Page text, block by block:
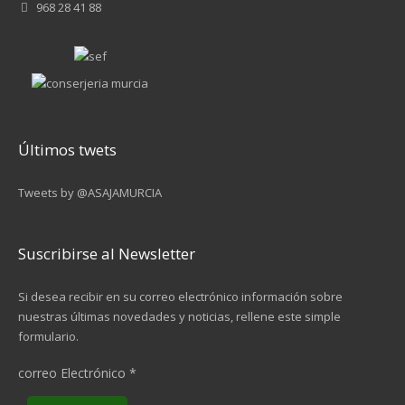
968 28 41 88
Últimos twets
Tweets by @ASAJAMURCIA
Suscribirse al Newsletter
Si desea recibir en su correo electrónico información sobre
nuestras últimas novedades y noticias, rellene este simple
formulario.
correo Electrónico *